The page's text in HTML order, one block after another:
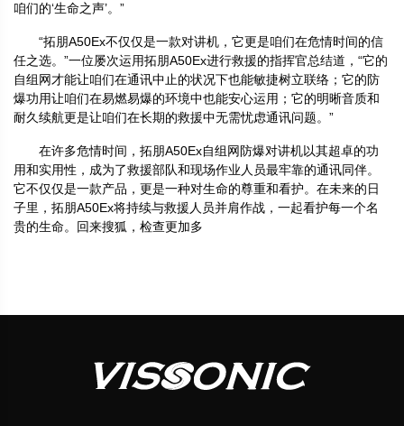
咱们的‘生命之声’。”
“拓朋A50Ex不仅仅是一款对讲机，它更是咱们在危情时间的信
任之选。”一位屡次运用拓朋A50Ex进行救援的指挥官总结道，“它的
自组网才能让咱们在通讯中止的状况下也能敏捷树立联络；它的防
爆功用让咱们在易燃易爆的环境中也能安心运用；它的明晰音质和
耐久续航更是让咱们在长期的救援中无需忧虑通讯问题。”
在许多危情时间，拓朋A50Ex自组网防爆对讲机以其超卓的功
用和实用性，成为了救援部队和现场作业人员最牢靠的通讯同伴。
它不仅仅是一款产品，更是一种对生命的尊重和看护。在未来的日
子里，拓朋A50Ex将持续与救援人员并肩作战，一起看护每一个名
贵的生命。回来搜狐，检查更加多